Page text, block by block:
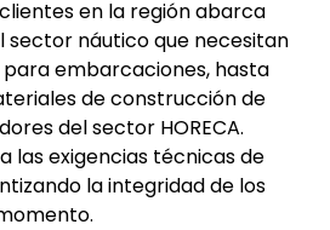
en la región abarca
sector náutico que necesitan
embarcaciones, hasta
de construcción de
del sector HORECA.
las exigencias técnicas de
la integridad de los